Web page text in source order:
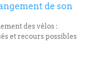
de son
des vélos :
et recours possibles